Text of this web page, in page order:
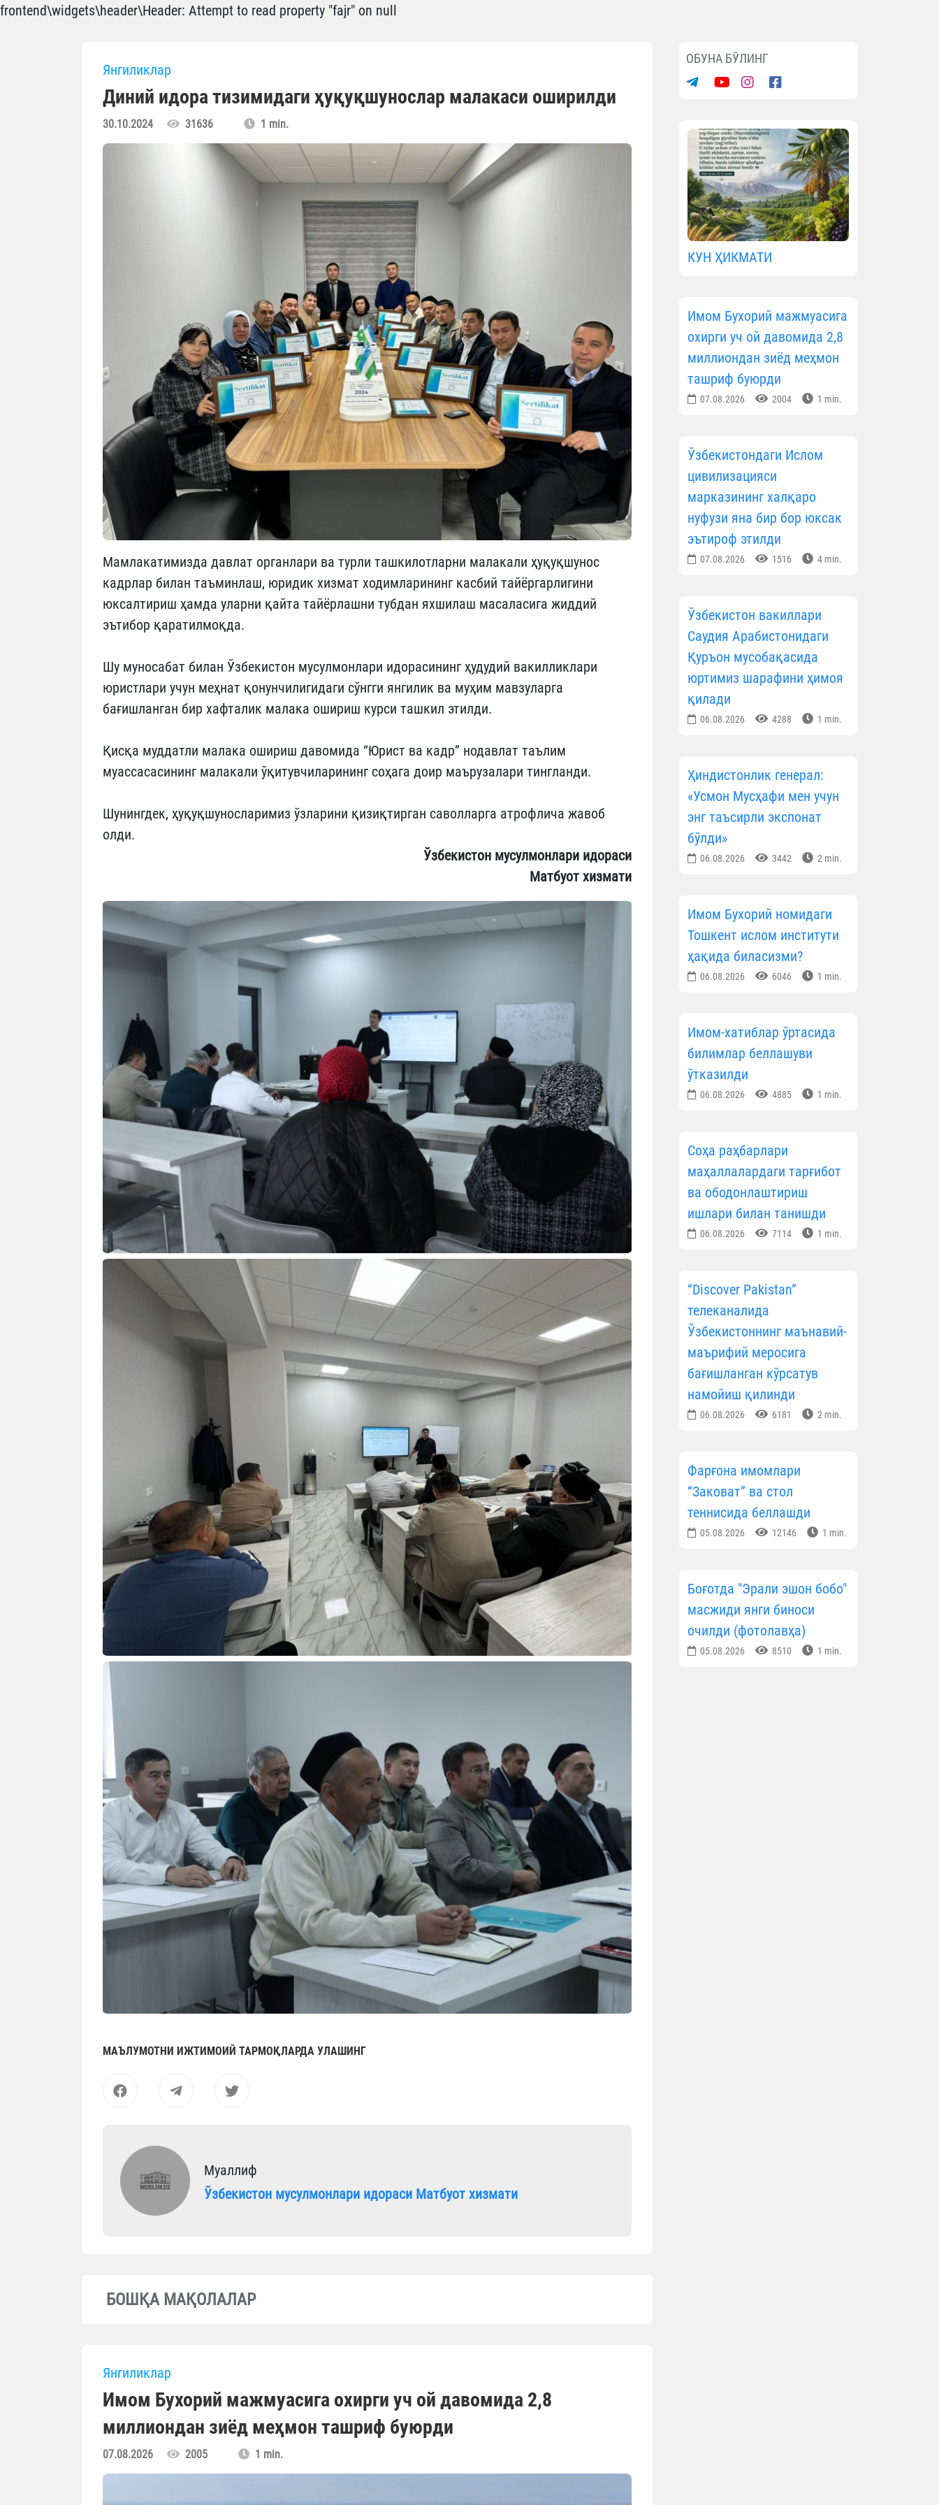
frontend\widgets\header\Header: Attempt to read property "fajr" on null
Янгиликлар
Диний идора тизимидаги ҳуқуқшунослар малакаси оширилди
30.10.2024 31636 1 min.
Мамлакатимизда давлат органлари ва турли ташкилотларни малакали ҳуқуқшунос
кадрлар билан таъминлаш, юридик хизмат ходимларининг касбий тайёргарлигини
юксалтириш ҳамда уларни қайта тайёрлашни тубдан яхшилаш масаласига жиддий
эътибор қаратилмоқда.
Шу муносабат билан Ўзбекистон мусулмонлари идорасининг ҳудудий вакилликлари
юристлари учун меҳнат қонунчилигидаги сўнгги янгилик ва муҳим мавзуларга
бағишланган бир хафталик малака ошириш курси ташкил этилди.
Қисқа муддатли малака ошириш давомида “Юрист ва кадр” нодавлат таълим
муассасасининг малакали ўқитувчиларининг соҳага доир маърузалари тингланди.
Шунингдек, ҳуқуқшуносларимиз ўзларини қизиқтирган саволларга атрофлича жавоб
олди.
Ўзбекистон мусулмонлари идораси
Матбуот хизмати
МАЪЛУМОТНИ ИЖТИМОИЙ ТАРМОҚЛАРДА УЛАШИНГ
Муаллиф
Ўзбекистон мусулмонлари идораси Матбуот хизмати
БОШҚА МАҚОЛАЛАР
Янгиликлар
Имом Бухорий мажмуасига охирги уч ой давомида 2,8
миллиондан зиёд меҳмон ташриф буюрди
07.08.2026 2005 1 min.
ОБУНА БЎЛИНГ
КУН ҲИКМАТИ
Имом Бухорий мажмуасига
охирги уч ой давомида 2,8
миллиондан зиёд меҳмон
ташриф буюрди
07.08.2026 2004 1 min.
Ўзбекистондаги Ислом
цивилизацияси
марказининг халқаро
нуфузи яна бир бор юксак
эътироф этилди
07.08.2026 1516 4 min.
Ўзбекистон вакиллари
Саудия Арабистонидаги
Қуръон мусобақасида
юртимиз шарафини ҳимоя
қилади
06.08.2026 4288 1 min.
Ҳиндистонлик генерал:
«Усмон Мусҳафи мен учун
энг таъсирли экспонат
бўлди»
06.08.2026 3442 2 min.
Имом Бухорий номидаги
Тошкент ислом институти
ҳақида биласизми?
06.08.2026 6046 1 min.
Имом-хатиблар ўртасида
билимлар беллашуви
ўтказилди
06.08.2026 4885 1 min.
Соҳа раҳбарлари
маҳаллалардаги тарғибот
ва ободонлаштириш
ишлари билан танишди
06.08.2026 7114 1 min.
“Discover Pakistan”
телеканалида
Ўзбекистоннинг маънавий-
маърифий меросига
бағишланган кўрсатув
намойиш қилинди
06.08.2026 6181 2 min.
Фарғона имомлари
“Заковат” ва стол
теннисида беллашди
05.08.2026 12146 1 min.
Боғотда "Эрали эшон бобо"
масжиди янги биноси
очилди (фотолавҳа)
05.08.2026 8510 1 min.